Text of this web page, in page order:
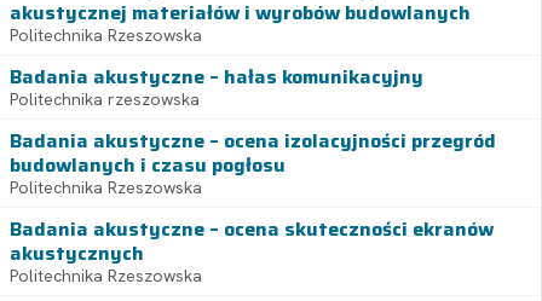
akustycznej materiałów i wyrobów budowlanych
Politechnika Rzeszowska
Badania akustyczne – hałas komunikacyjny
Politechnika rzeszowska
Badania akustyczne – ocena izolacyjności przegród
budowlanych i czasu pogłosu
Politechnika Rzeszowska
Badania akustyczne – ocena skuteczności ekranów
akustycznych
Politechnika Rzeszowska